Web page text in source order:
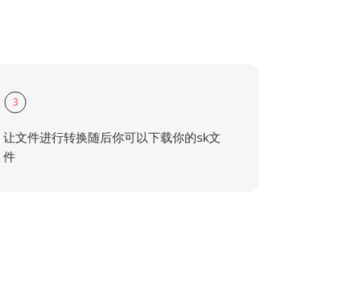
3
让文件进行转换随后你可以下载你的sk文
件